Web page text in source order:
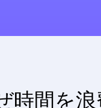
時間を